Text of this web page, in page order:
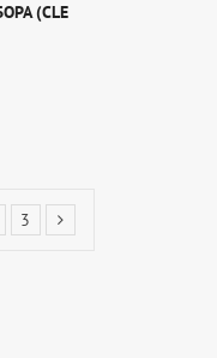
(CLE
3